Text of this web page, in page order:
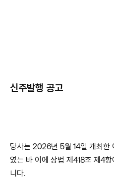
신주발행 공고
당사는 2026년 5월 14일 개최한
였는 바 이에 상법 제418조 제4
니다.